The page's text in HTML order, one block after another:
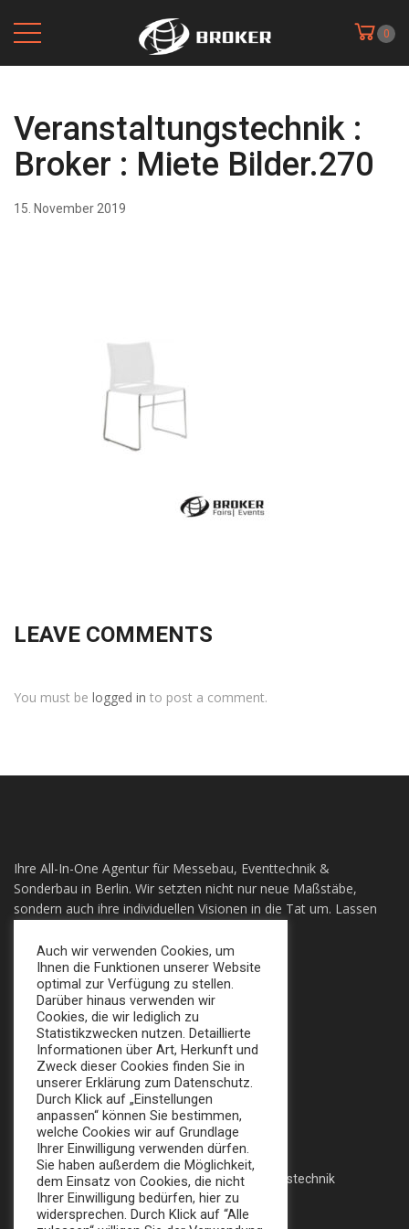
0
Veranstaltungstechnik :
Broker : Miete Bilder.270
15. November 2019
LEAVE COMMENTS
You must be logged in to post a comment.
Ihre All-In-One Agentur für Messebau, Eventtechnik &
Sonderbau in Berlin. Wir setzten nicht nur neue Maßstäbe,
sondern auch ihre individuellen Visionen in die Tat um. Lassen
+49 (0) 30 924 0 95 97
Apollofalterallee 98, 12683 Berlin
info@broker-gmbh.de
INFORMATIONEN
Impressum
Datenschutz
AGB
MENÜ
Home
Messe
Veranstaltungstechnik
Katalog
Auch wir verwenden Cookies, um
Ihnen die Funktionen unserer Website
optimal zur Verfügung zu stellen.
Darüber hinaus verwenden wir
Cookies, die wir lediglich zu
Statistikzwecken nutzen. Detaillierte
Informationen über Art, Herkunft und
Zweck dieser Cookies finden Sie in
unserer Erklärung zum Datenschutz.
Durch Klick auf „Einstellungen
anpassen“ können Sie bestimmen,
welche Cookies wir auf Grundlage
Ihrer Einwilligung verwenden dürfen.
Sie haben außerdem die Möglichkeit,
dem Einsatz von Cookies, die nicht
Ihrer Einwilligung bedürfen, hier zu
widersprechen. Durch Klick auf “Alle